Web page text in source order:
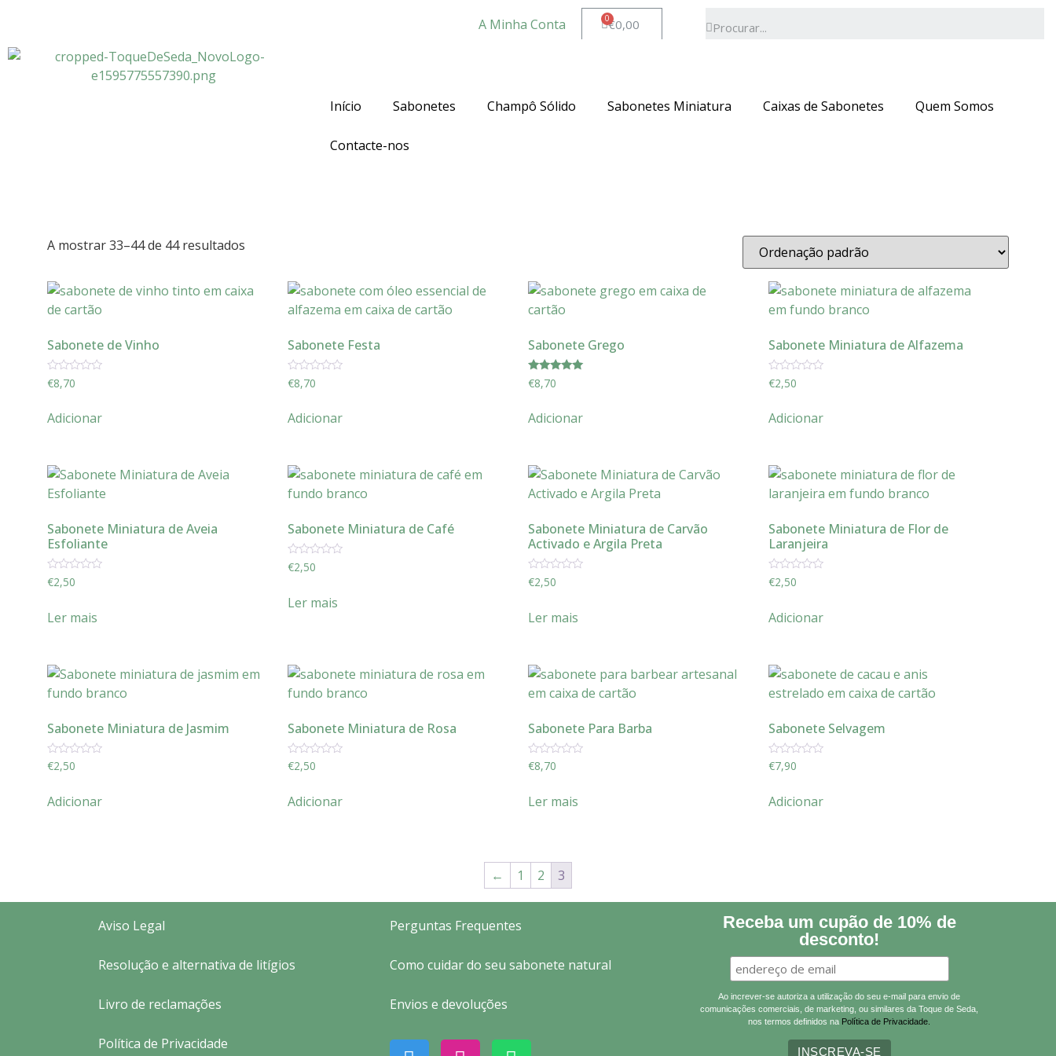
A Minha Conta €0,00
Início Sabonetes Champô Sólido Sabonetes Miniatura Caixas de Sabonetes Quem Somos
Contacte-nos
A mostrar 33–44 de 44 resultados
Sabonete de Vinho
Avaliação
0
€8,70
Adicionar
Sabonete Festa
Avaliação
0
€8,70
Adicionar
Sabonete Grego
Avaliação
5.00
€8,70
Adicionar
Sabonete Miniatura de Alfazema
Avaliação
0
€2,50
Adicionar
Sabonete Miniatura de Aveia
Esfoliante
Avaliação
0
€2,50
Ler mais
Sabonete Miniatura de Café
Avaliação
0
€2,50
Ler mais
Sabonete Miniatura de Carvão
Activado e Argila Preta
Avaliação
0
€2,50
Ler mais
Sabonete Miniatura de Flor de
Laranjeira
Avaliação
0
€2,50
Adicionar
Sabonete Miniatura de Jasmim
Avaliação
0
€2,50
Adicionar
Sabonete Miniatura de Rosa
Avaliação
0
€2,50
Adicionar
Sabonete Para Barba
Avaliação
0
€8,70
Ler mais
Sabonete Selvagem
Avaliação
0
€7,90
Adicionar
← 1 2 3
Aviso Legal
Resolução e alternativa de litígios
Livro de reclamações
Política de Privacidade
Perguntas Frequentes
Como cuidar do seu sabonete natural
Envios e devoluções
Receba um cupão de 10% de
desconto!
Ao increver-se autoriza a utilização do seu e-mail para envio de
comunicações comerciais, de marketing, ou similares da Toque de Seda,
nos termos definidos na Política de Privacidade.
Portes grátis em compras superiores a 35€ para Portugal Continental. Para as ilhas o valor deverá ser superior a 70€.